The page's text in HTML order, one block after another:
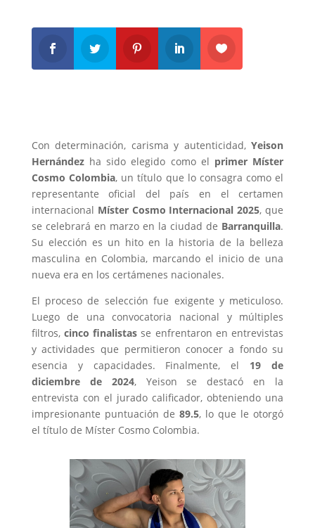
Con determinación, carisma y autenticidad,Yeison
Hernándezha sido elegido como el primer Míster
Cosmo Colombia, un título que lo consagra como el
representante oficial del país en el certamen
internacional Míster Cosmo Internacional 2025, que
se celebrará en marzo en la ciudad de Barranquilla.
Su elección es un hito en la historia de la belleza
masculina en Colombia, marcando el inicio de una
nueva era en los certámenes nacionales.
El proceso de selección fue exigente y meticuloso.
Luego de una convocatoria nacional y múltiples
filtros,cinco finalistas se enfrentaron en entrevistas
y actividades que permitieron conocer a fondo su
esencia y capacidades. Finalmente, el 19 de
diciembre de 2024, Yeison se destacó en la
entrevista con el jurado calificador, obteniendo una
impresionante puntuación de 89.5, lo que le otorgó
el título de Míster Cosmo Colombia.